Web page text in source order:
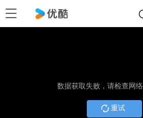
数据获取失败，请检查网
重试